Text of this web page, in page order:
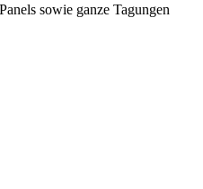
sowie ganze Tagungen